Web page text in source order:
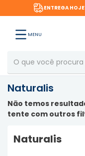
AINDA HOJE
MENU
Naturalis
Não temos
tente com outros
Naturalis